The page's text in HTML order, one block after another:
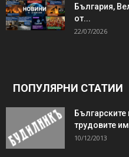
България,
от...
22/07/2026
ПОПУЛЯРНИ СТАТИИ
Българските
трудовите
10/12/2013